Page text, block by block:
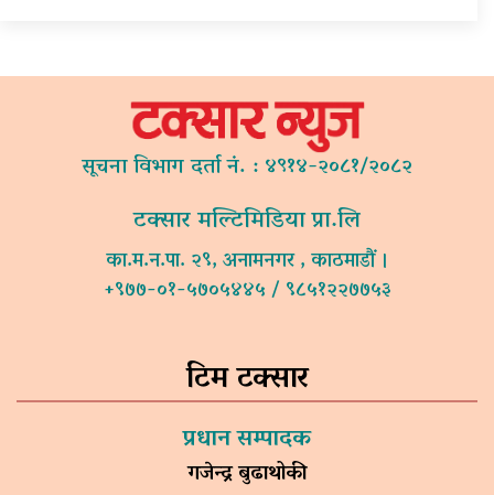
सूचना विभाग दर्ता नं. : ४९१४-२०८१/२०८२
टक्सार मल्टिमिडिया प्रा.लि
का.म.न.पा. २९, अनामनगर , काठमाडौं ।
+९७७-०१-५७०५४४५ / ९८५१२२७७५३
टिम टक्सार
प्रधान सम्पादक
गजेन्द्र बुढाथोकी